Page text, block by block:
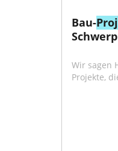
Bau-
Wir sagen
Projekte,